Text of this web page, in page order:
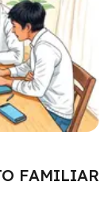
FAMILIAR